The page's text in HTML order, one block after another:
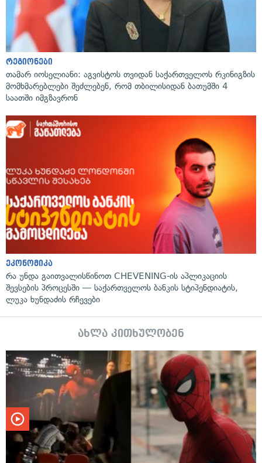
რეგიონები
თამარ იოსელიანი: აგვისტოს თვიდან საქართველოს რკინიგზის
მომხმარებლები შეძლებენ, რომ თბილისიდან ბათუმში 4
საათში იმგზავრონ
ეკონომიკა
რა უნდა გაითვალისწინოთ CHEVENING-ის აპლიკაციის
შევსების პროცესში — საქართველოს ბანკის სტიპენდიატის,
ლუკა ხუნდაძის რჩევები
ახლა კითხულობენ